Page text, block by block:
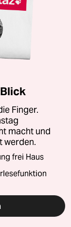
Finger.
macht und
werden.
frei Haus